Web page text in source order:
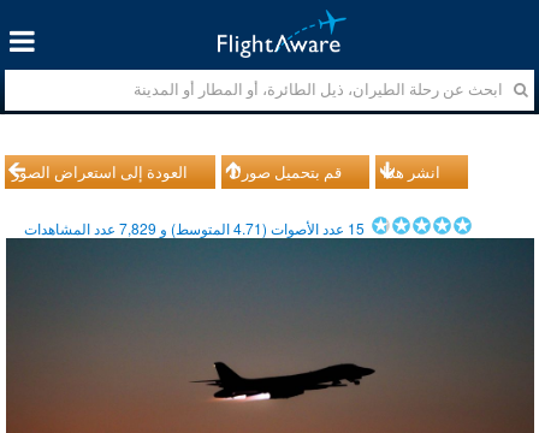
العودة إلى استعراض الصور قم بتحميل صورك انشر هذا
15 عدد الأصوات (4.71المتوسط) و 7,829عدد المشاهدات